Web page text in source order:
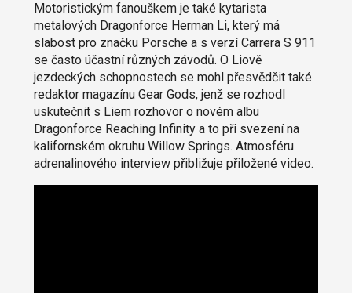
Motoristickým fanouškem je také kytarista
metalových Dragonforce Herman Li, který má
slabost pro značku Porsche a s verzí Carrera S 911
se často účastní různých závodů. O Liově
jezdeckých schopnostech se mohl přesvědčit také
redaktor magazínu Gear Gods, jenž se rozhodl
uskutečnit s Liem rozhovor o novém albu
Dragonforce Reaching Infinity a to při svezení na
kalifornském okruhu Willow Springs. Atmosféru
adrenalinového interview přibližuje přiložené video.